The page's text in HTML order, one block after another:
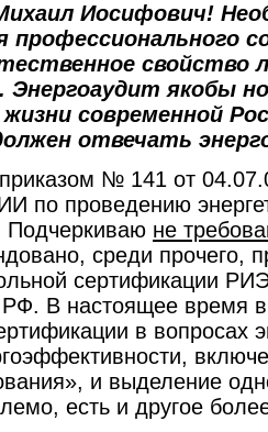
Иосифович!
профессионального
свойство
якобы
современной
отвечать
№ 141 от
проведению
Подчеркиваю не
среди прочего,
сертификации
В настоящее время
в вопросах
и выделение
есть и другое